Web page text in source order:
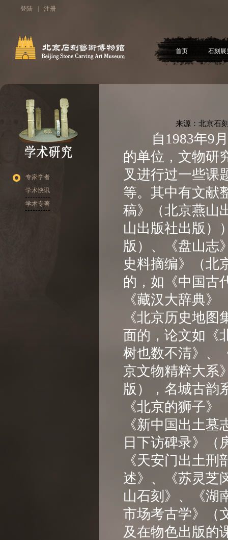
登陆 注册
首页 石刻展
专家学者
学术快讯
学术专著
来源：北京
自1983年9月
的单位，文物研
叉进行过一些课
等。其中有文献
稿》（北京燕山
山出版社出版）
版）、《盘山志
史料摘编》（北
的，如《中国古
《藏汉大辞典
《北京历史地
面的，论文如《
树也数不清》、
京文物精粹大系
版），名城古韵
《北京的狮子
《新中国出土
日下访碑录》（
《天安门出土
述》、《苏灵芝
山石刻》、《湖
市场考古学》（
及在物色出版的